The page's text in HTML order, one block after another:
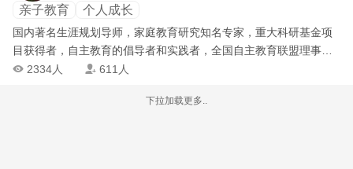
网络书信伴成长》书籍，书中的内容都是邹老师与家长和孩子沟通
的信件。 退休后的邹老师继续关心学生的成长，担任全国“母亲教
育”授权讲师；重庆市关工委、市妇联家庭教育讲师团讲师；重庆市
江北区家庭教育工作室负责人。仍然坚持每周给孩子们写信，竭尽
师留言，请求帮助，而邹老师随时收集学生的难言之隐，及时帮助
亲子教育 个人成长
国内著名生涯规划导师，家庭教育研究知名专家，重大科研基金项
目获得者，自主教育的倡导者和实践者，全国自主教育联盟理事
长；国家教育部重点课题“学生自主能力培养研究”主持人；自主学习
与发展中心专家、清华大学生涯规划项目专家，研究员、特级教
 2334人 611人
下拉加载更多..